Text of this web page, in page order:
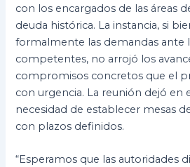
con los encargados de las áreas
deuda histórica. La instancia, si
formalmente las demandas ante
competentes, no arrojó los
compromisos concretos que el
con urgencia. La reunión dejó en
necesidad de establecer mesas
con plazos definidos.
“Esperamos que las autoridades